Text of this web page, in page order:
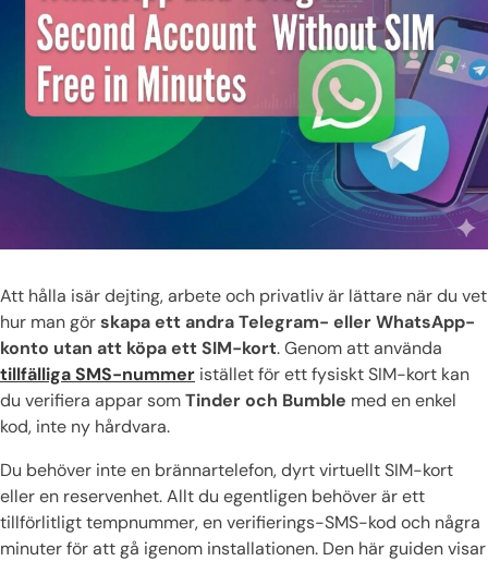
Att hålla isär dejting, arbete och privatliv är lättare när du vet
hur man görskapa ett andra Telegram- eller WhatsApp-
konto utan att köpa ett SIM-kort. Genom att använda
tillfälliga SMS-nummer istället för ett fysiskt SIM-kort kan
du verifiera appar somTinder och Bumble med en enkel
kod, inte ny hårdvara.
Du behöver inte en brännartelefon, dyrt virtuellt SIM-kort
eller en reservenhet. Allt du egentligen behöver är ett
tillförlitligt tempnummer, en verifierings-SMS-kod och några
minuter för att gå igenom installationen. Den här guiden visar